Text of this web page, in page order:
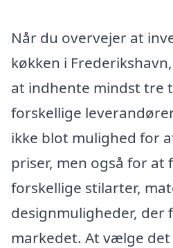
Når du overvejer at
køkken i
at indhente mindst tre
forskellige
ikke blot mulighed for
priser, men også for at
forskellige stilarter,
designmuligheder, der
markedet. At vælge